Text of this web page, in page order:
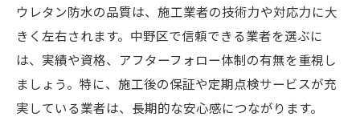
ウレタン防水の品質は、施工業者の技術力や対応力に大
きく左右されます。中野区で信頼できる業者を選ぶに
は、実績や資格、アフターフォロー体制の有無を重視し
ましょう。特に、施工後の保証や定期点検サービスが充
実している業者は、長期的な安心感につながります。